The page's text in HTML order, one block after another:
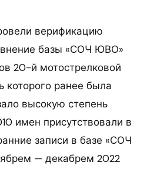
верификацию
базы «СОЧ ЮВО»
20-й мотострелковой
которого ранее была
высокую степень
имен присутствовали в
записи в базе «СОЧ
— декабрем 2022